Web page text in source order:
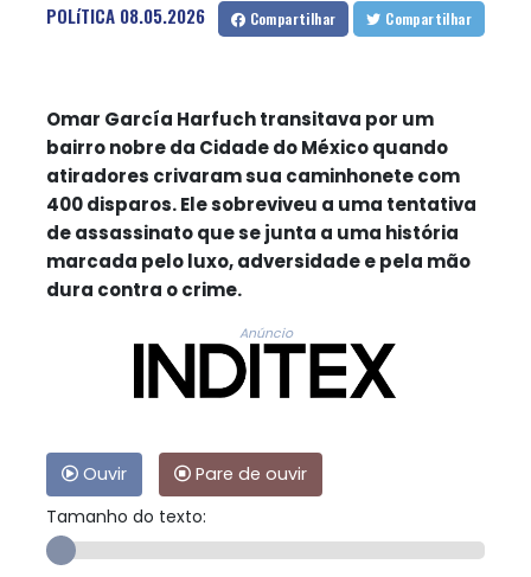
POLíTICA 08.05.2026 Compartilhar Compartilhar
Omar García Harfuch transitava por um
bairro nobre da Cidade do México quando
atiradores crivaram sua caminhonete com
400 disparos. Ele sobreviveu a uma tentativa
de assassinato que se junta a uma história
marcada pelo luxo, adversidade e pela mão
dura contra o crime.
Anúncio
Ouvir
Pare de ouvir
Tamanho do texto: